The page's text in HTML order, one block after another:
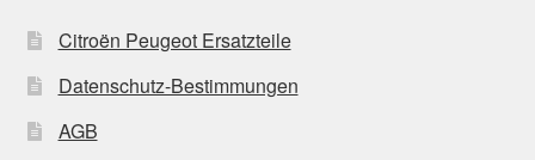
Citroën Peugeot Ersatzteile
Datenschutz-Bestimmungen
AGB